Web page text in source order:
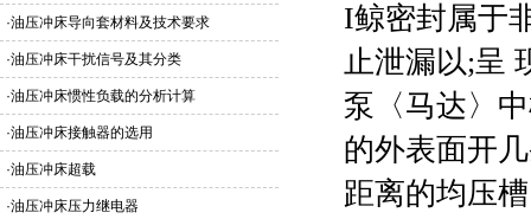
·油压冲床导向套材料及技术要求
·油压冲床干扰信号及其分类
·油压冲床惯性负载的分析计算
·油压冲床接触器的选用
·油压冲床超载
·油压冲床压力继电器
I鲸密封属于
止泄漏以;呈
泵〈马达〉
的外表面开
距离的均压